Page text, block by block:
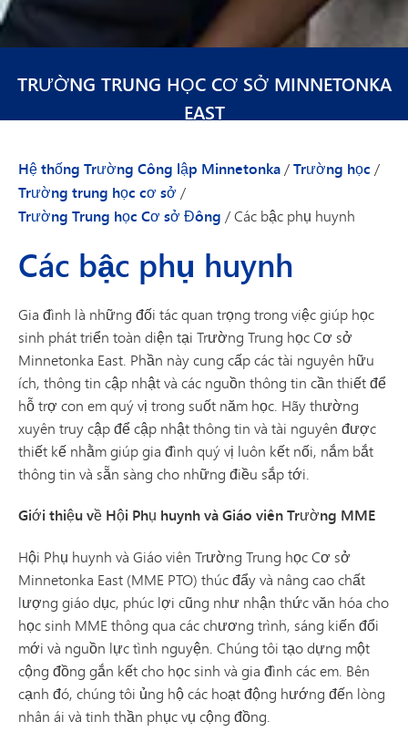
TRƯỜNG TRUNG HỌC CƠ SỞ MINNETONKA
EAST
Hệ thống Trường Công lập Minnetonka/Trường học /
Trường trung học cơ sở /
Trường Trung học Cơ sở Đông /Các bậc phụ huynh
Các bậc phụ huynh
Gia đình là những đối tác quan trọng trong việc giúp học
sinh phát triển toàn diện tại Trường Trung học Cơ sở
Minnetonka East. Phần này cung cấp các tài nguyên hữu
ích, thông tin cập nhật và các nguồn thông tin cần thiết để
hỗ trợ con em quý vị trong suốt năm học. Hãy thường
xuyên truy cập để cập nhật thông tin và tài nguyên được
thiết kế nhằm giúp gia đình quý vị luôn kết nối, nắm bắt
thông tin và sẵn sàng cho những điều sắp tới.
Giới thiệu về Hội Phụ huynh và Giáo viên Trường MME
Hội Phụ huynh và Giáo viên Trường Trung học Cơ sở
Minnetonka East (MME PTO) thúc đẩy và nâng cao chất
lượng giáo dục, phúc lợi cũng như nhận thức văn hóa cho
học sinh MME thông qua các chương trình, sáng kiến đổi
mới và nguồn lực tình nguyện. Chúng tôi tạo dựng một
cộng đồng gắn kết cho học sinh và gia đình các em. Bên
cạnh đó, chúng tôi ủng hộ các hoạt động hướng đến lòng
nhân ái và tinh thần phục vụ cộng đồng.